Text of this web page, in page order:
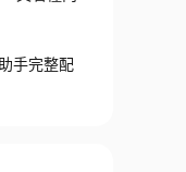
手完整配